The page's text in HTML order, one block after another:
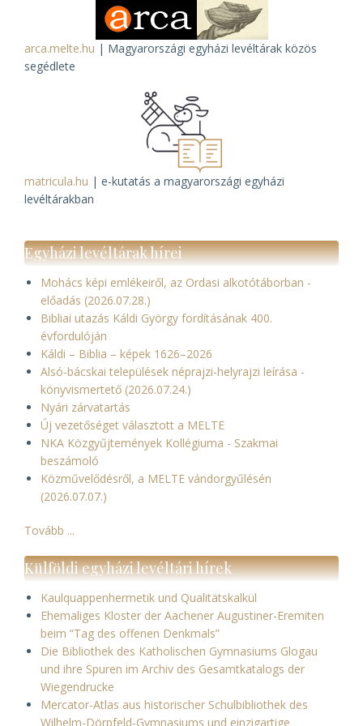
arca.melte.hu | Magyarországi egyházi levéltárak közös
segédlete
matricula.hu | e-kutatás a magyarországi egyházi
levéltárakban
Egyházi levéltárak hírei
Mohács képi emlékeiről, az Ordasi alkotótáborban -
előadás (2026.07.28.)
Bibliai utazás Káldi György fordításának 400.
évfordulóján
Káldi – Biblia – képek 1626–2026
Alsó-bácskai települések néprajzi-helyrajzi leírása -
könyvismertető (2026.07.24.)
Nyári zárvatartás
Új vezetőséget választott a MELTE
NKA Közgyűjtemények Kollégiuma - Szakmai
beszámoló
Közművelődésről, a MELTE vándorgyűlésén
(2026.07.07.)
Tovább ...
Külföldi egyházi levéltári hírek
Kaulquappenhermetik und Qualitätskalkül
Ehemaliges Kloster der Aachener Augustiner-Eremiten
beim “Tag des offenen Denkmals”
Die Bibliothek des Katholischen Gymnasiums Glogau
und ihre Spuren im Archiv des Gesamtkatalogs der
Wiegendrucke
Mercator-Atlas aus historischer Schulbibliothek des
Wilhelm-Dörpfeld-Gymnasiums und einzigartige